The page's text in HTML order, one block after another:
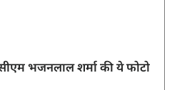
भजनलाल शर्मा की ये फोटो